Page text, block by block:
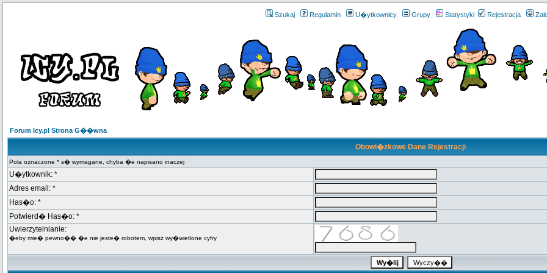
Szukaj Regulamin U�ytkownicy Grupy Statystyki Rejestracja
Forum Icy.pl Strona G��wna
Obowi�zkowe Dane Rejestracji
Pola oznaczone * s� wymagane, chyba �e napisano inaczej
U�ytkownik: *
Adres email: *
Has�o: *
Potwierd� Has�o: *
Uwierzytelnianie:
�eby mie� pewno�� �e nie jeste� robotem, wpisz wy�wietlone cyfry